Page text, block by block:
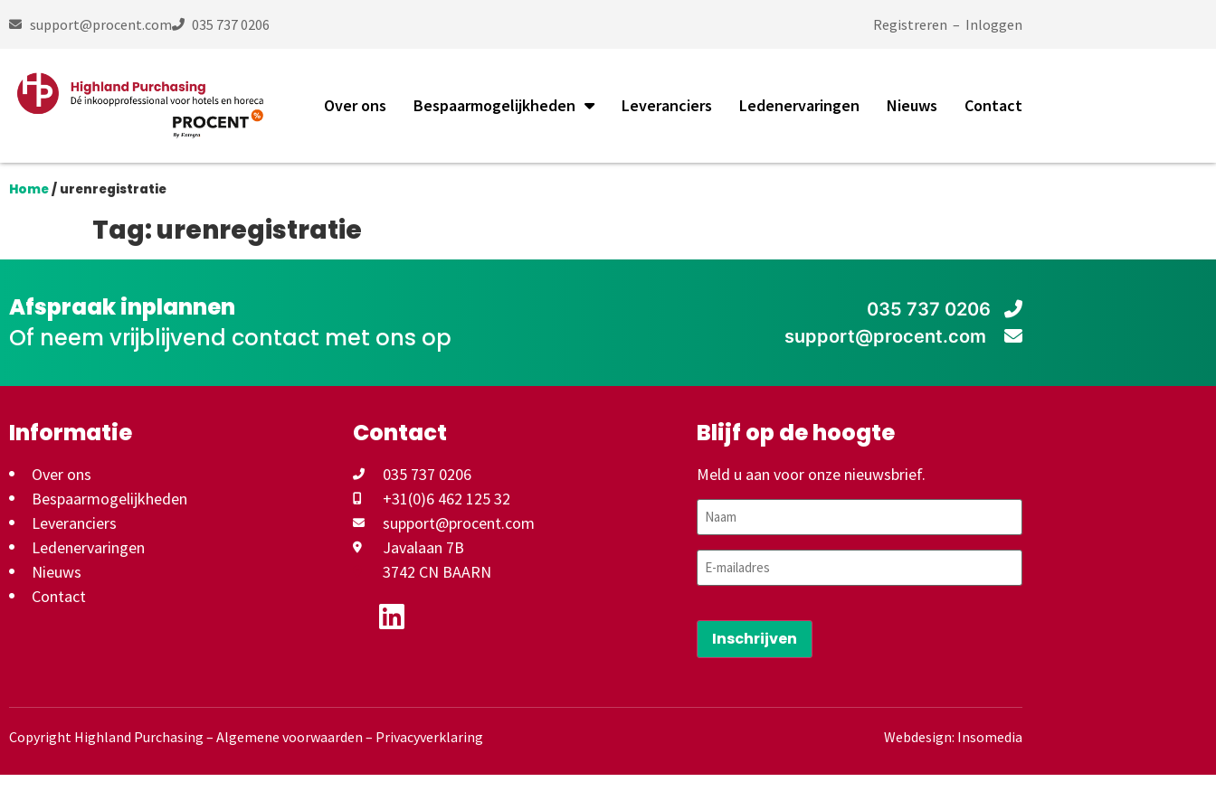
support@procent.com 035 737 0206 Registreren – Inloggen
Over ons Bespaarmogelijkheden Leveranciers Ledenervaringen Nieuws Contact
Home/ urenregistratie
Tag:urenregistratie
Afspraak inplannen
Of neem vrijblijvend contact met ons op
035 737 0206
support@procent.com
Informatie
Over ons
Bespaarmogelijkheden
Leveranciers
Ledenervaringen
Nieuws
Contact
Contact
035 737 0206
+31(0)6 462 125 32
support@procent.com
Javalaan 7B
3742 CN BAARN
Blijf op de hoogte
Meld u aan voor onze nieuwsbrief.
Naam
E-
mailadres
Copyright Highland Purchasing – Algemene voorwaarden – Privacyverklaring Webdesign: Insomedia